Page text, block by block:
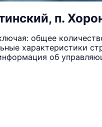
п.
общее
характеристики
об